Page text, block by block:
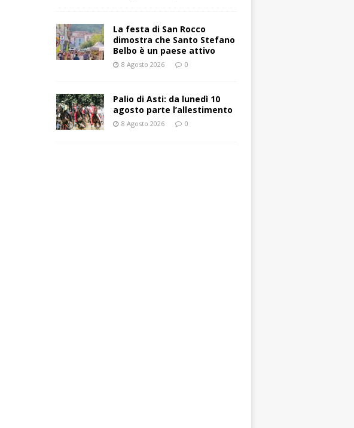
La festa di San Rocco
dimostra che Santo Stefano
Belbo è un paese attivo
8 Agosto 2026 0
Palio di Asti: da lunedì 10
agosto parte l’allestimento
8 Agosto 2026 0